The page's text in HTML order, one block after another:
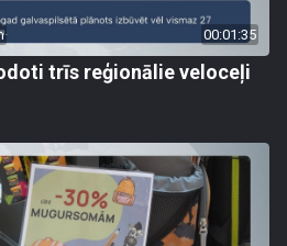
00:01:35
trīs reģionālie veloceļi